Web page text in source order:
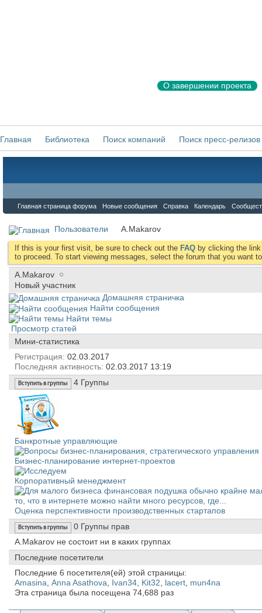
О завершении проекта
Главная Библиотека Поиск компаний Поиск пресс-релизов
Главная страница форума Новые сообщения Справка Календарь
Пользователи A.Makarov
If this is your first visit, be sure to check out the FAQ by clicking the
to proceed. To start viewing messages, select the forum that you want
A.Makarov
Новый участник
Домашняя страничка
Найти сообщения
Найти темы
Просмотр статей
Мини-статистика
Регистрация 02.03.2017
Последняя активность 02.03.2017 13:19
Вступить в группы 4 Группы
Банкротные управляющие
Бизнес-планирование интернет-проектов
Корпоративный менеджмент
Оценка перспективности производственных стартапов
Вступить в группы 0 Группы прав
A.Makarov не состоит ни в каких группах
Последние посетители
Последние 6 посетителя(ей) этой страницы:
Amasina, Anna Asathova, Ivan34, Kit32, lacert, mun4na
Эта страница была посещена 74,688 раз